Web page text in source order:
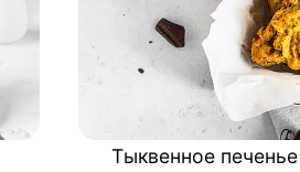
Тыквенное